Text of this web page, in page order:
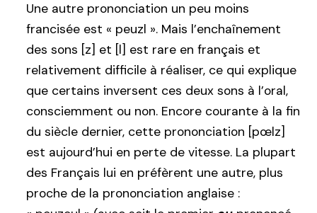
Une autre prononciation un peu moins
francisée est « peuzl ». Mais l’enchaînement
des sons [z] et [l] est rare en français et
relativement difficile à réaliser, ce qui explique
que certains inversent ces deux sons à l’oral,
consciemment ou non. Encore courante à la fin
du siècle dernier, cette prononciation [pœlz]
est aujourd’hui en perte de vitesse. La plupart
des Français lui en préfèrent une autre, plus
proche de la prononciation anglaise :